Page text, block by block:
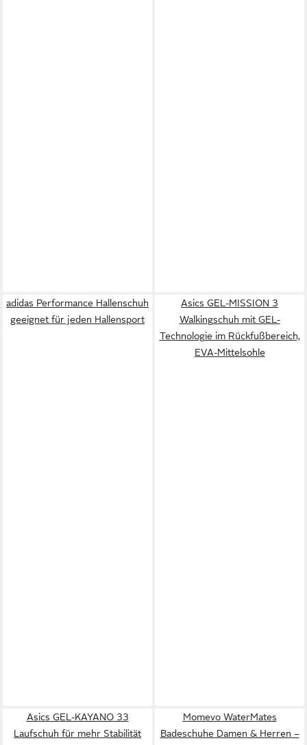
adidas Performance Hallenschuh
geeignet für jeden Hallensport
Asics GEL-MISSION 3
Walkingschuh mit GEL-
Technologie im Rückfußbereich,
EVA-Mittelsohle
Asics GEL-KAYANO 33
Laufschuh für mehr Stabilität
Momevo WaterMates
Badeschuhe Damen & Herren –